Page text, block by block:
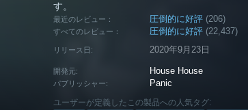
す。
最近のレビュー： 圧倒的に好評 (206)
すべてのレビュー： 圧倒的に好評 (22,437)
リリース日: 2020年9月23日
開発元: House House
パブリッシャー: Panic
ユーザーが定義したこの製品への人気タグ: